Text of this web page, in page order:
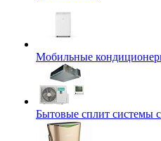
Мобильные
Бытовые сплит системы